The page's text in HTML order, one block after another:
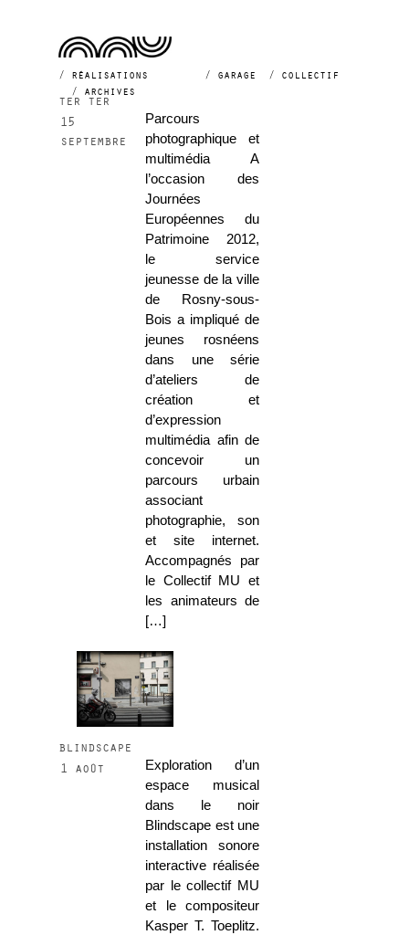
réalisations garage
collectif
archives
2012
ter ter
15
septembre
Parcours
photographique et
multimédia A
l’occasion des
Journées
Européennes du
Patrimoine 2012,
le service
jeunesse de la ville
de Rosny-sous-
Bois a impliqué de
jeunes rosnéens
dans une série
d’ateliers de
création et
d’expression
multimédia afin de
concevoir un
parcours urbain
associant
photographie, son
et site internet.
Accompagnés par
le Collectif MU et
les animateurs de
[…]
blindscape
1 août
Exploration d’un
espace musical
dans le noir
Blindscape est une
installation sonore
interactive réalisée
par le collectif MU
et le compositeur
Kasper T. Toeplitz.